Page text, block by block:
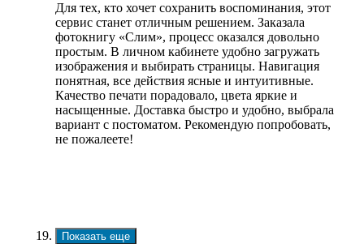
Для тех, кто хочет сохранить воспоминания, этот
сервис станет отличным решением. Заказала
фотокнигу «Слим», процесс оказался довольно
простым. В личном кабинете удобно загружать
изображения и выбирать страницы. Навигация
понятная, все действия ясные и интуитивные.
Качество печати порадовало, цвета яркие и
насыщенные. Доставка быстро и удобно, выбрала
вариант с постоматом. Рекомендую попробовать,
не пожалеете!
Показать еще